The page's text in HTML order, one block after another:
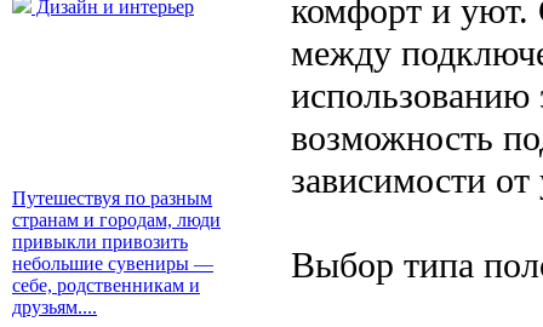
Дизайн и интерьер
Путешествуя по разным
странам и городам, люди
привыкли привозить
небольшие сувениры —
себе, родственникам и
друзьям....
комфорт и уют.
между
использованию
возможность
зависимости
Выбор типа